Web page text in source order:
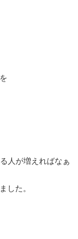
人が増えればなぁ
した。